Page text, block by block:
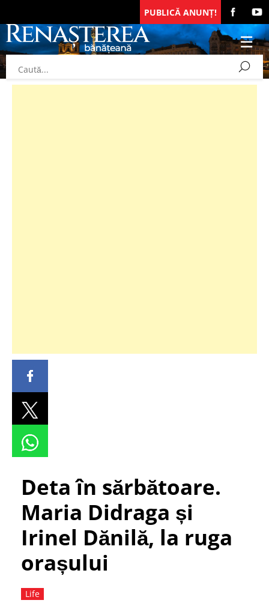
PUBLICĂ ANUNȚ!
Deta în sărbătoare.
Maria Didraga și
Irinel Dănilă, la ruga
orașului
Life